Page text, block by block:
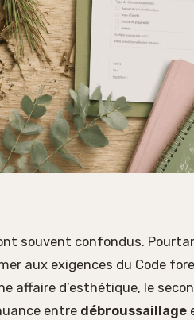
souvent confondus.
aux exigences du Code
affaire d’esthétique, le
entre débroussaillage